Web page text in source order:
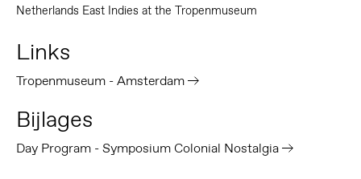
Netherlands East Indies at the Tropenmuseum
Links
Tropenmuseum - Amsterdam
Bijlages
Day Program - Symposium Colonial Nostalgia